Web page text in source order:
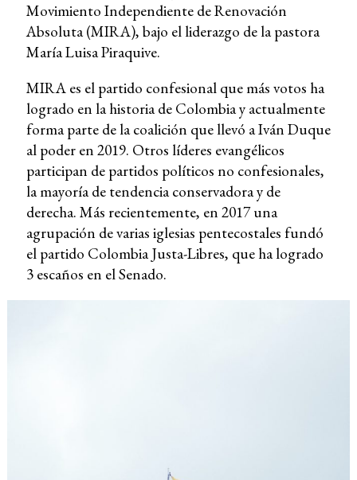
Movimiento Independiente de Renovación
Absoluta (MIRA), bajo el liderazgo de la pastora
María Luisa Piraquive.
MIRA es el partido confesional que más votos ha
logrado en la historia de Colombia y actualmente
forma parte de la coalición que llevó a Iván Duque
al poder en 2019. Otros líderes evangélicos
participan de partidos políticos no confesionales,
la mayoría de tendencia conservadora y de
derecha. Más recientemente, en 2017 una
agrupación de varias iglesias pentecostales fundó
el partido Colombia Justa-Libres, que ha logrado
3 escaños en el Senado.